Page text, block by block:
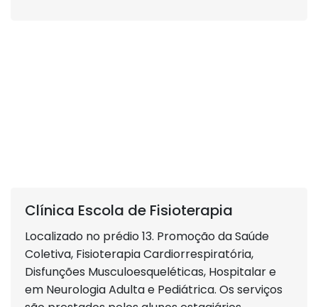
Clínica Escola de Fisioterapia
Localizado no prédio 13. Promoção da Saúde
Coletiva, Fisioterapia Cardiorrespiratória,
Disfunções Musculoesqueléticas, Hospitalar e
em Neurologia Adulta e Pediátrica. Os serviços